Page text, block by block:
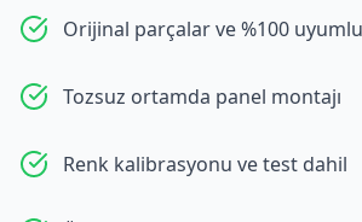
Orijinal parçalar ve %100
Tozsuz ortamda panel montajı
Renk kalibrasyonu ve test dahil